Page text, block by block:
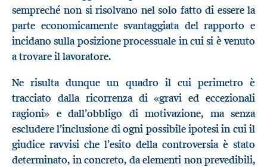
sempreché non si risolvano nel solo fatto di essere la
parte economicamente svantaggiata del rapporto e
incidano sulla posizione processuale in cui si è venuto
a trovare il lavoratore.
Ne risulta dunque un quadro il cui perimetro è
tracciato dalla ricorrenza di «gravi ed eccezionali
ragioni» e dall’obbligo di motivazione, ma senza
escludere l’inclusione di ogni possibile ipotesi in cui il
giudice ravvisi che l’esito della controversia è stato
determinato, in concreto, da elementi non prevedibili,